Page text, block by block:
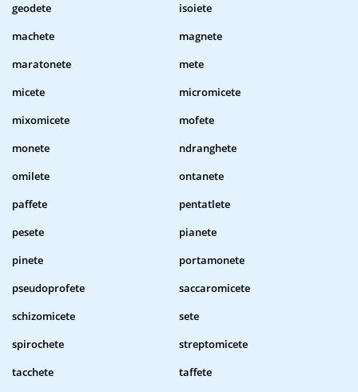
geodete
isoiete
machete
magnete
maratonete
mete
micete
micromicete
mixomicete
mofete
monete
ndranghete
omilete
ontanete
paffete
pentatlete
pesete
pianete
pinete
portamonete
pseudoprofete
saccaromicete
schizomicete
sete
spirochete
streptomicete
tacchete
taffete